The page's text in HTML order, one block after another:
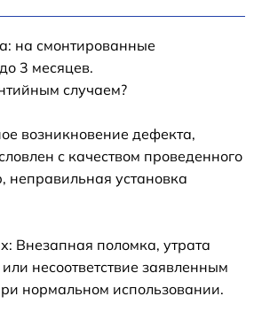
на смонтированные
3 месяцев.
случаем?
возникновение дефекта,
с качеством проведенного
неправильная установка
Внезапная поломка, утрата
несоответствие заявленным
нормальном использовании.